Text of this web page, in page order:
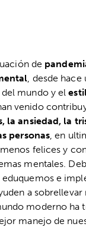
de
, desde hace
del mundo y el
venido
la ansiedad, la
personas, en
felices y
mentales.
e
a
moderno ha
manejo de